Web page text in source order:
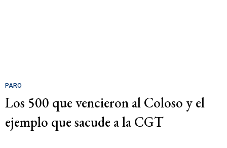
PARO
Los 500 que vencieron al Coloso y el
ejemplo que sacude a la CGT